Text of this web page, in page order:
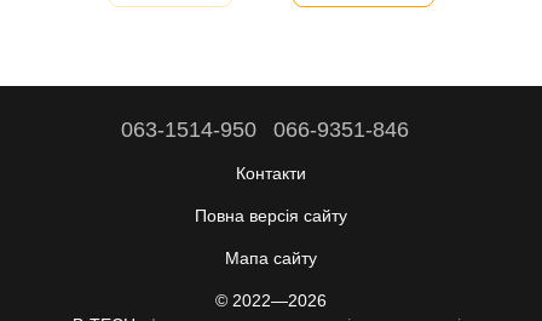
063-1514-950 066-9351-846
Контакти
Повна версія сайту
Мапа сайту
© 2022—2026